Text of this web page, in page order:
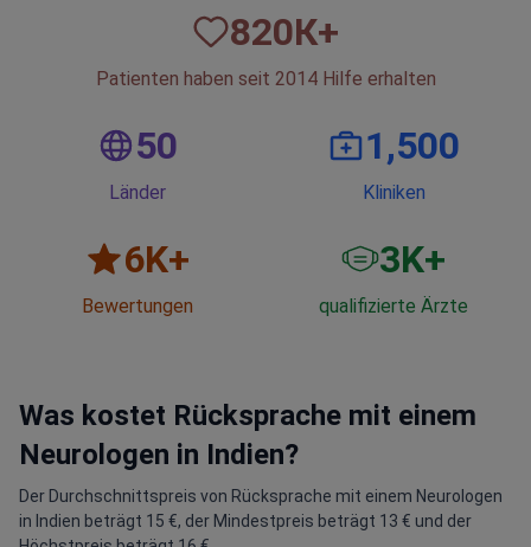
820К+
Patienten haben seit 2014 Hilfe erhalten
50
Länder
1,500
Kliniken
6K+
Bewertungen
3K+
qualifizierte Ärzte
Was kostet Rücksprache mit einem
Neurologen in Indien?
Der Durchschnittspreis von Rücksprache mit einem Neurologen
in Indien beträgt 15 €, der Mindestpreis beträgt 13 € und der